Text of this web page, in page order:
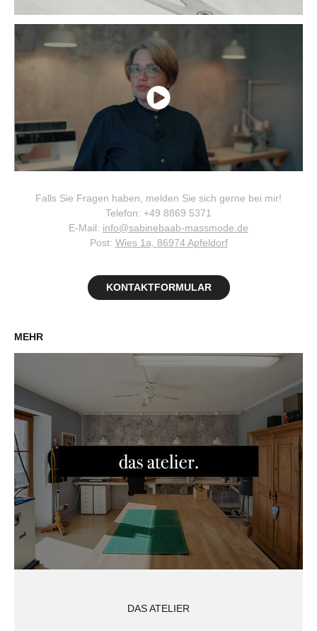
Falls Sie Fragen haben, melden Sie sich gerne bei mir!
Telefon: +49 8869 5371
E-Mail: info@sabinebaab-massmode.de
Post: Wies 1a, 86974 Apfeldorf
KONTAKTFORMULAR
MEHR
DAS ATELIER